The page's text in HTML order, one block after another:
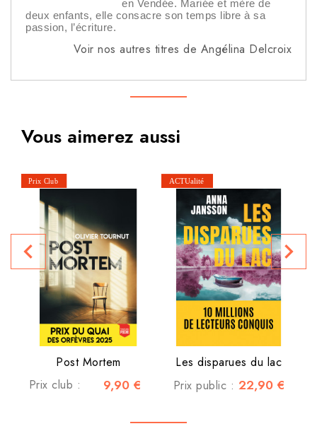
en Vendée. Mariée et mère de
deux enfants, elle consacre son temps libre à sa
passion, l’écriture.
Voir nos autres titres de Angélina Delcroix
Vous aimerez aussi
Post Mortem
Prix club :
9,90 €
Les disparues du lac
Prix public : 22,90 €
navigate_before navigate_next